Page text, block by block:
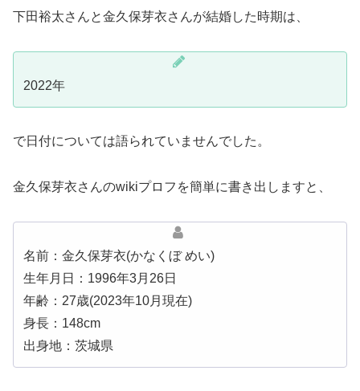
下田裕太さんと金久保芽衣さんが結婚した時期は、
2022年
で日付については語られていませんでした。
金久保芽衣さんのwikiプロフを簡単に書き出しますと、
名前：金久保芽衣(かなくぼ めい)
生年月日：1996年3月26日
年齢：27歳(2023年10月現在)
身長：148cm
出身地：茨城県